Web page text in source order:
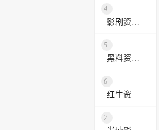
4
5
6
7